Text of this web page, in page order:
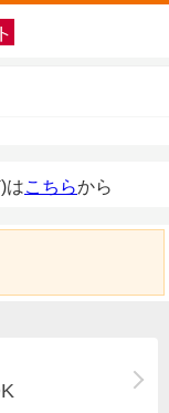
はこちらから